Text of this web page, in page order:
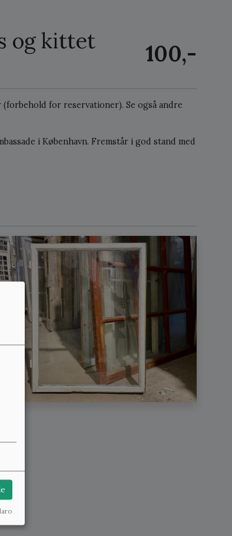
og kittet
100,-
(forbehold for reservationer). Se også andre
i København. Fremstår i god stand med